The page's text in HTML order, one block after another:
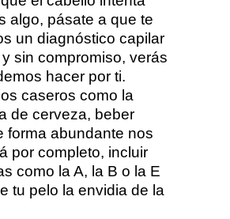
algo, pásate a que te
un diagnóstico capilar
sin compromiso, verás
hacer por ti.
caseros como la
de cerveza, beber
forma abundante nos
por completo, incluir
como la A, la B o la E
tu pelo la envidia de la